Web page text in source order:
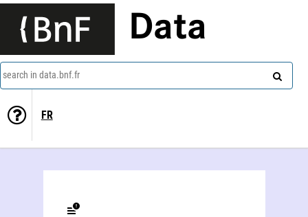
Data
search in data.bnf.fr
FR